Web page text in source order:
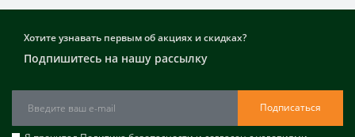
Хотите узнавать первым об акциях и скидках?
Подпишитесь на нашу рассылку
Подписаться